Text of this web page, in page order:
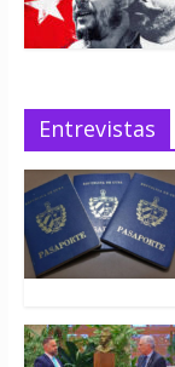
Entrevistas